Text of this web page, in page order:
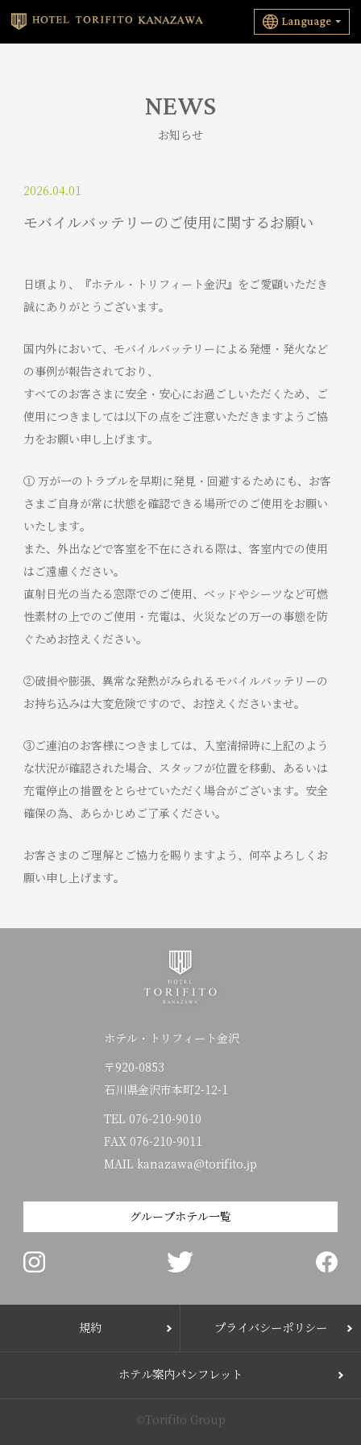
Language
NEWS
お知らせ
2026.04.01
モバイルバッテリーのご使用に関するお願い
日頃より、『ホテル・トリフィート金沢』をご愛顧いただき
誠にありがとうございます。
国内外において、モバイルバッテリーによる発煙・発火など
の事例が報告されており、
すべてのお客さまに安全・安心にお過ごしいただくため、ご
使用につきましては以下の点をご注意いただきますようご協
力をお願い申し上げます。
① 万が一のトラブルを早期に発見・回避するためにも、お客
さまご自身が常に状態を確認できる場所でのご使用をお願い
いたします。
また、外出などで客室を不在にされる際は、客室内での使用
はご遠慮ください。
直射日光の当たる窓際でのご使用、ベッドやシーツなど可燃
性素材の上でのご使用・充電は、火災などの万一の事態を防
ぐためお控えください。
②破損や膨張、異常な発熱がみられるモバイルバッテリーの
お持ち込みは大変危険ですので、お控えくださいませ。
③ご連泊のお客様につきましては、入室清掃時に上記のよう
な状況が確認された場合、スタッフが位置を移動、あるいは
充電停止の措置をとらせていただく場合がございます。安全
確保の為、あらかじめご了承ください。
お客さまのご理解とご協力を賜りますよう、何卒よろしくお
願い申し上げます。
ホテル・トリフィート金沢
〒920-0853
石川県金沢市本町2-12-1
TEL 076-210-9010
FAX 076-210-9011
MAIL kanazawa@torifito.jp
グループホテル一覧
©Torifito Group
規約 プライバシーポリシー
ホテル案内パンフレット